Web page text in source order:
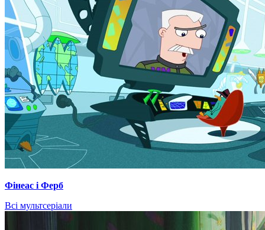
Фінеас і Ферб
Всі мультсеріали